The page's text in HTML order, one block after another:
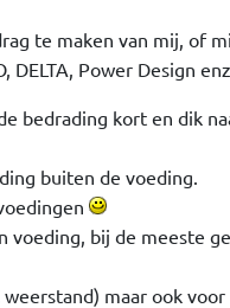
te maken van mij, of
DELTA, Power Design
bedrading kort en dik
buiten de voeding.
voeding, bij de meeste
maar ook